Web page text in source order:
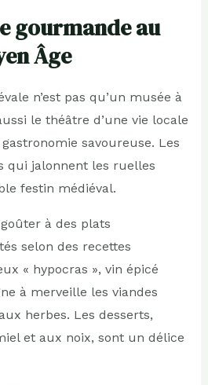
gourmande au
Âge
n’est pas qu’un musée à
le théâtre d’une vie locale
savoureuse. Les
qui jalonnent les ruelles
festin médiéval.
à des plats
selon des recettes
« hypocras », vin épicé
à merveille les viandes
herbes. Les desserts,
et aux noix, sont un délice